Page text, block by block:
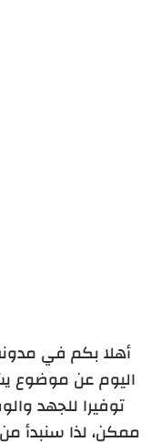
أهلا بكم في
اليوم عن موضوع
توفيرا للجهد
ممكن، لذا سنبدأ